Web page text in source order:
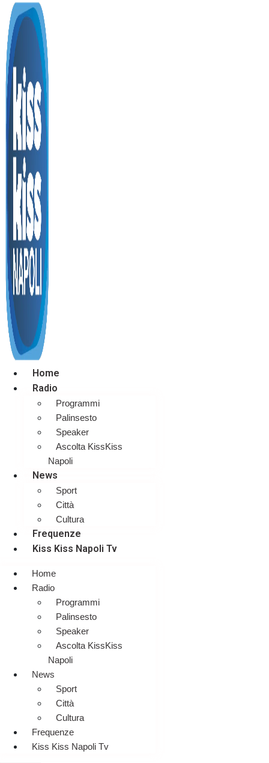
Home
Radio
Programmi
Palinsesto
Speaker
Ascolta KissKiss
Napoli
News
Sport
Città
Cultura
Frequenze
Kiss Kiss Napoli Tv
Home
Radio
Programmi
Palinsesto
Speaker
Ascolta KissKiss
Napoli
News
Sport
Città
Cultura
Frequenze
Kiss Kiss Napoli Tv